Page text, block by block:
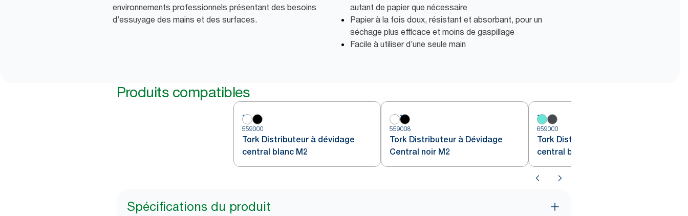
environnements professionnels présentant des besoins
d’essuyage des mains et des surfaces.
autant de papier que nécessaire
Papier à la fois doux, résistant et absorbant, pour un
séchage plus efficace et moins de gaspillage
Facile à utiliser d’une seule main
Produits compatibles
559000
Tork Distributeur à dévidage
central blanc M2
559008
Tork Distributeur à Dévidage
Central noir M2
659000
Tork Distributeur à dévidage
central blanc et turquoise M2
Spécifications du produit